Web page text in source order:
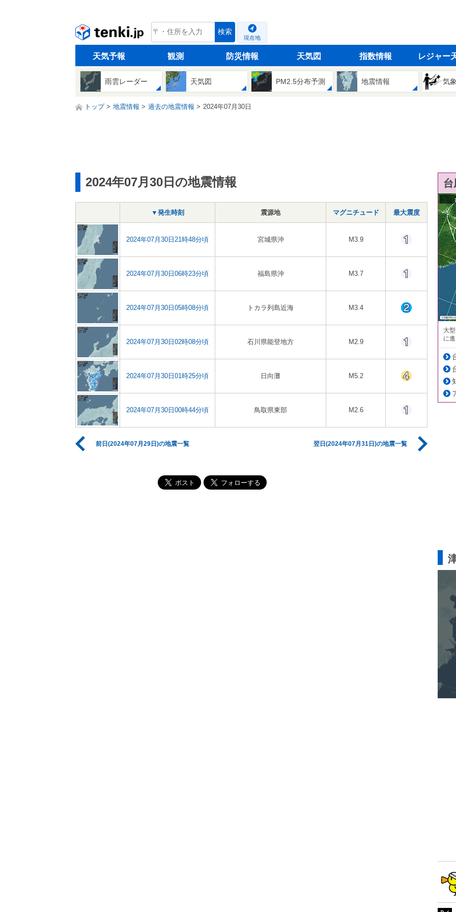
tenki.jp 検索
現在地
天気予報 観測 防災情報 天気図 指数情報 レジャー
雨雲レーダー 天気図 PM2.5分布予測 地震情報 気
トップ 地震情報 過去の地震情報 2024年07月30日
2024年07月30日の地震情報
▼発生時刻 震源地 マグニチュード 最大震度
2024年07月30日21時48分頃 宮城県沖 M3.9
2024年07月30日06時23分頃 福島県沖 M3.7
2024年07月30日05時08分頃 トカラ列島近海 M3.4
2024年07月30日02時08分頃 石川県能登地方 M2.9
2024年07月30日01時25分頃 日向灘 M5.2
2024年07月30日00時44分頃 鳥取県東部 M2.6
前日(2024年07月29日)の地震一覧 翌日(2024年07月31日)の地震一覧
大
に